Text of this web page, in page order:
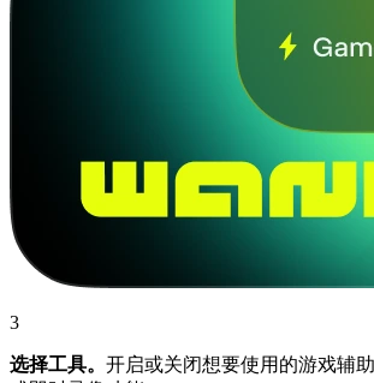
3
选择工具。 开启或关闭想要使用的游戏辅